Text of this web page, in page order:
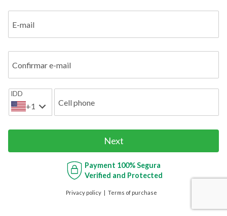
E-mail
Confirmar e-mail
IDD
+1 Cell phone
Next
Payment 100% Segura
Verified and Protected
Privacy policy Terms of purchase